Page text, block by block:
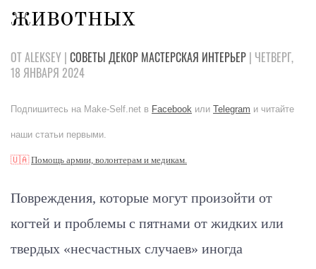
животных
ОТ ALEKSEY | СОВЕТЫ ДЕКОР МАСТЕРСКАЯ ИНТЕРЬЕР | ЧЕТВЕРГ,
18 ЯНВАРЯ 2024
Подпишитесь на Make-Self.net в Facebook или Telegram и читайте
наши статьи первыми.
🇺🇦Помощь армии, волонтерам и медикам.
Повреждения, которые могут произойти от
когтей и проблемы с пятнами от жидких или
твердых «несчастных случаев» иногда